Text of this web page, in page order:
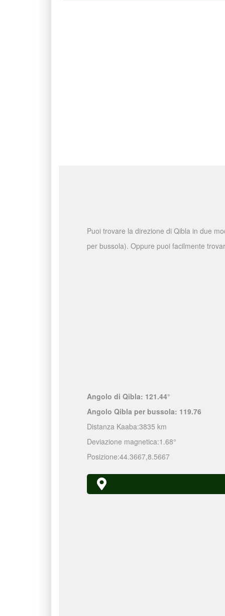
Puoi trovare la direzione di Qibla in due
per bussola). Oppure puoi facilmente
Angolo di Qibla: 121.44°
Angolo Qibla per bussola: 119.76
Distanza Kaaba:3835 km
Deviazione magnetica:1.68°
Posizione:44.3667,8.5667